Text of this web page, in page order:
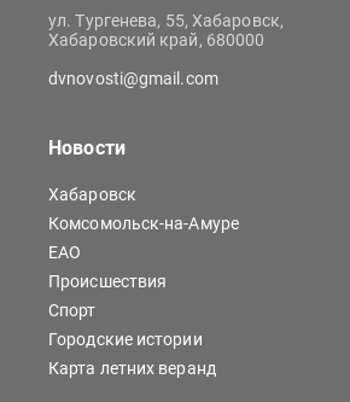
ул. Тургенева, 55, Хабаровск,
Хабаровский край, 680000
dvnovosti@gmail.com
Новости
Хабаровск
Комсомольск-на-Амуре
ЕАО
Происшествия
Спорт
Городские истории
Карта летних веранд